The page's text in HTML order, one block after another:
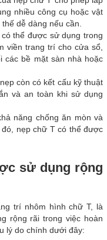
nhiều công cụ hoặc vật
dễ dàng nếu cần.
thể được sử dụng trong
viền trang trí cho cửa sổ,
các bề mặt sàn nhà hoặc
còn có kết cấu kỹ thuật
và an toàn khi sử dụng
năng chống ăn mòn và
nẹp chữ T có thể được
sử dụng rộng
trí nhôm hình chữ T, là
rộng rãi trong việc hoàn
lý do chính dưới đây: